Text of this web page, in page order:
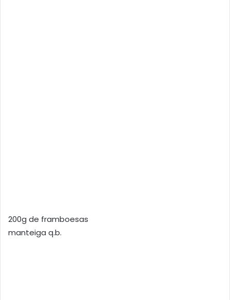
200g de framboesas
manteiga q.b.